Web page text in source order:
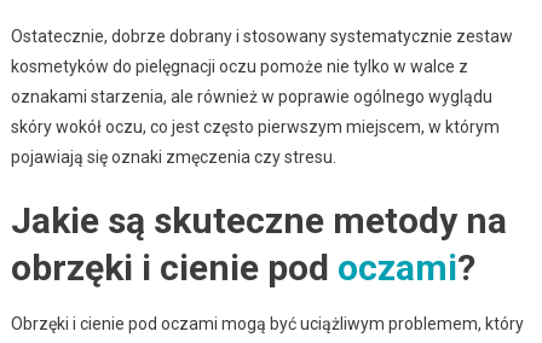
Ostatecznie, dobrze dobrany i stosowany systematycznie zestaw
kosmetyków do pielęgnacji oczu pomoże nie tylko w walce z
oznakami starzenia, ale również w poprawie ogólnego wyglądu
skóry wokół oczu, co jest często pierwszym miejscem, w którym
pojawiają się oznaki zmęczenia czy stresu.
Jakie są skuteczne metody na
obrzęki i cienie pod oczami?
Obrzęki i cienie pod oczami mogą być uciążliwym problemem, który